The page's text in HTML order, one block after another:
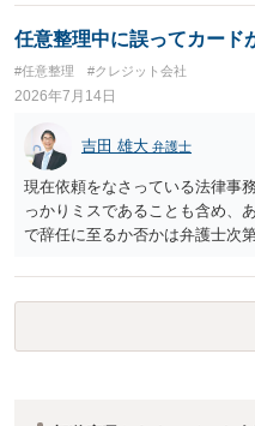
て、最寄りの消費生活センター
任意整理中に誤ってカード
#任意整理 #クレジット会社
2026年7月14日
吉田 雄大 弁護士
現在依頼をなさっている法律事
っかりミスであることも含め、
で辞任に至るか否かは弁護士次